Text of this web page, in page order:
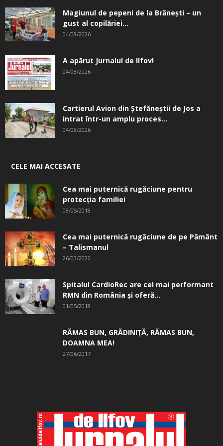
Magiunul de pepeni de la Brăneşti – un
gust al copilăriei...
04/08/2026
A apărut Jurnalul de Ilfov!
04/08/2026
Cartierul Avion din Ştefăneştii de Jos a
intrat într-un amplu proces...
04/08/2026
CELE MAI ACCESATE
Cea mai puternică rugăciune pentru
protecția familiei
08/05/2018
Cea mai puternică rugăciune de pe Pământ
– Talismanul
26/03/2022
Spitalul CardioRec are cel mai performant
RMN din România și oferă...
01/05/2018
RĂMAS BUN, GRĂDINIŢĂ, ­RĂMAS BUN,
DOAMNA MEA!
27/06/2017